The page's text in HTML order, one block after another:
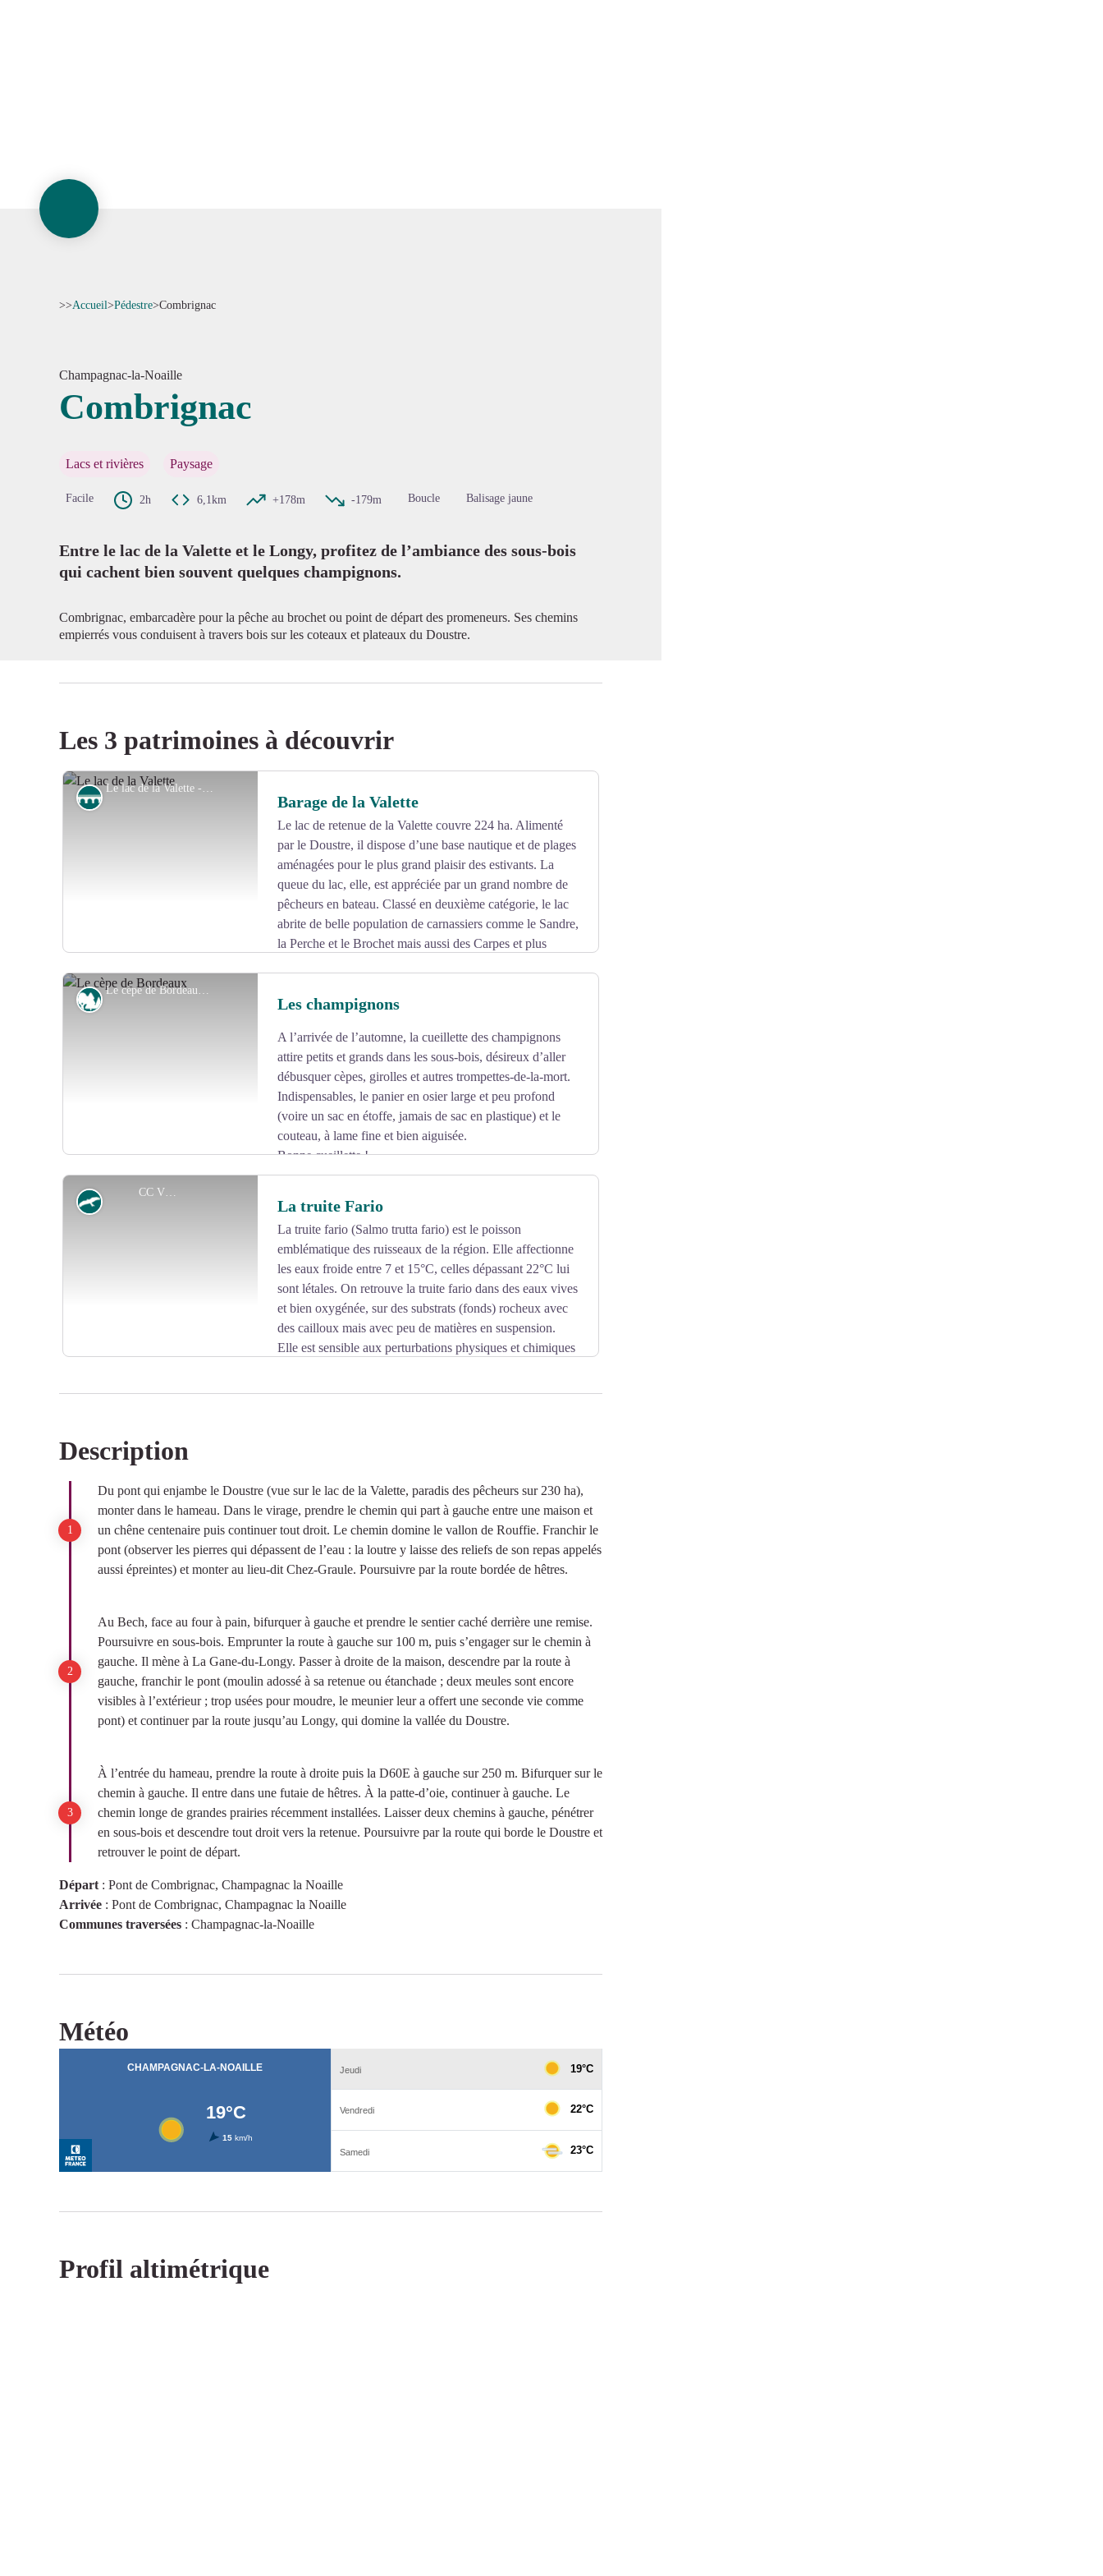
>>Accueil>Pédestre>Combrignac
Champagnac-la-Noaille
Combrignac
Lacs et rivières Paysage
Facile 2h 6,1km +178m -179m Boucle Balisage jaune
Entre le lac de la Valette et le Longy, profitez de l’ambiance des sous-bois
qui cachent bien souvent quelques champignons.
Combrignac, embarcadère pour la pêche au brochet ou point de départ des promeneurs. Ses chemins
empierrés vous conduisent à travers bois sur les coteaux et plateaux du Doustre.
Les 3 patrimoines à découvrir
Le lac de la Valette - D.Agnoux - CC VEM
Voir l'image en plein écran
Ouvrage Barage de la Valette
Le lac de retenue de la Valette couvre 224 ha. Alimenté
par le Doustre, il dispose d’une base nautique et de plages
aménagées pour le plus grand plaisir des estivants. La
queue du lac, elle, est appréciée par un grand nombre de
pêcheurs en bateau. Classé en deuxième catégorie, le lac
abrite de belle population de carnassiers comme le Sandre,
la Perche et le Brochet mais aussi des Carpes et plus
Le cèpe de Bordeaux - D.Agnoux - CC VEM
Voir l'image en plein écran
Sylviculture Les champignons
A l’arrivée de l’automne, la cueillette des champignons
attire petits et grands dans les sous-bois, désireux d’aller
débusquer cèpes, girolles et autres trompettes-de-la-mort.
Indispensables, le panier en osier large et peu profond
(voire un sac en étoffe, jamais de sac en plastique) et le
couteau, à lame fine et bien aiguisée.
Bonne cueillette !
CC VEM
Voir l'image en plein écran
Faune La truite Fario
La truite fario (Salmo trutta fario) est le poisson
emblématique des ruisseaux de la région. Elle affectionne
les eaux froide entre 7 et 15°C, celles dépassant 22°C lui
sont létales. On retrouve la truite fario dans des eaux vives
et bien oxygénée, sur des substrats (fonds) rocheux avec
des cailloux mais avec peu de matières en suspension.
Elle est sensible aux perturbations physiques et chimiques
Description
Du pont qui enjambe le Doustre (vue sur le lac de la Valette, paradis des pêcheurs sur 230 ha),
monter dans le hameau. Dans le virage, prendre le chemin qui part à gauche entre une maison et
un chêne centenaire puis continuer tout droit. Le chemin domine le vallon de Rouffie. Franchir le
pont (observer les pierres qui dépassent de l’eau : la loutre y laisse des reliefs de son repas appelés
aussi épreintes) et monter au lieu-dit Chez-Graule. Poursuivre par la route bordée de hêtres.
Au Bech, face au four à pain, bifurquer à gauche et prendre le sentier caché derrière une remise.
Poursuivre en sous-bois. Emprunter la route à gauche sur 100 m, puis s’engager sur le chemin à
gauche. Il mène à La Gane-du-Longy. Passer à droite de la maison, descendre par la route à
gauche, franchir le pont (moulin adossé à sa retenue ou étanchade ; deux meules sont encore
visibles à l’extérieur ; trop usées pour moudre, le meunier leur a offert une seconde vie comme
pont) et continuer par la route jusqu’au Longy, qui domine la vallée du Doustre.
À l’entrée du hameau, prendre la route à droite puis la D60E à gauche sur 250 m. Bifurquer sur le
chemin à gauche. Il entre dans une futaie de hêtres. À la patte-d’oie, continuer à gauche. Le
chemin longe de grandes prairies récemment installées. Laisser deux chemins à gauche, pénétrer
en sous-bois et descendre tout droit vers la retenue. Poursuivre par la route qui borde le Doustre et
retrouver le point de départ.
Départ : Pont de Combrignac, Champagnac la Noaille
Arrivée : Pont de Combrignac, Champagnac la Noaille
Communes traversées : Champagnac-la-Noaille
Météo
Profil altimétrique